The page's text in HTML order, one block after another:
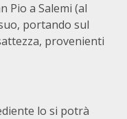
Pio a Salemi (al
portando sul
provenienti
lo si potrà